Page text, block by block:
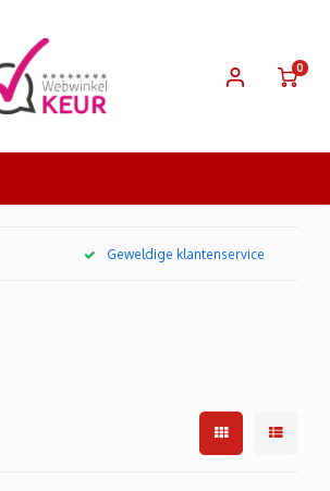
0
Geweldige klantenservice